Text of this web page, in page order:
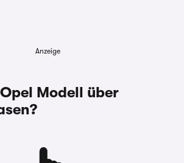
Anzeige
Modell über